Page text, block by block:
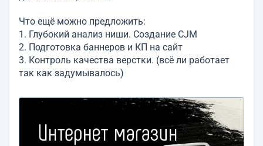
Что ещё можно предложить:
1. Глубокий анализ ниши. Создание CJM
2. Подготовка баннеров и КП на сайт
3. Контроль качества верстки. (всё ли работает
так как задумывалось)